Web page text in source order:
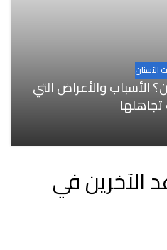
الأسنان
والأعراض التي
الآخرين في